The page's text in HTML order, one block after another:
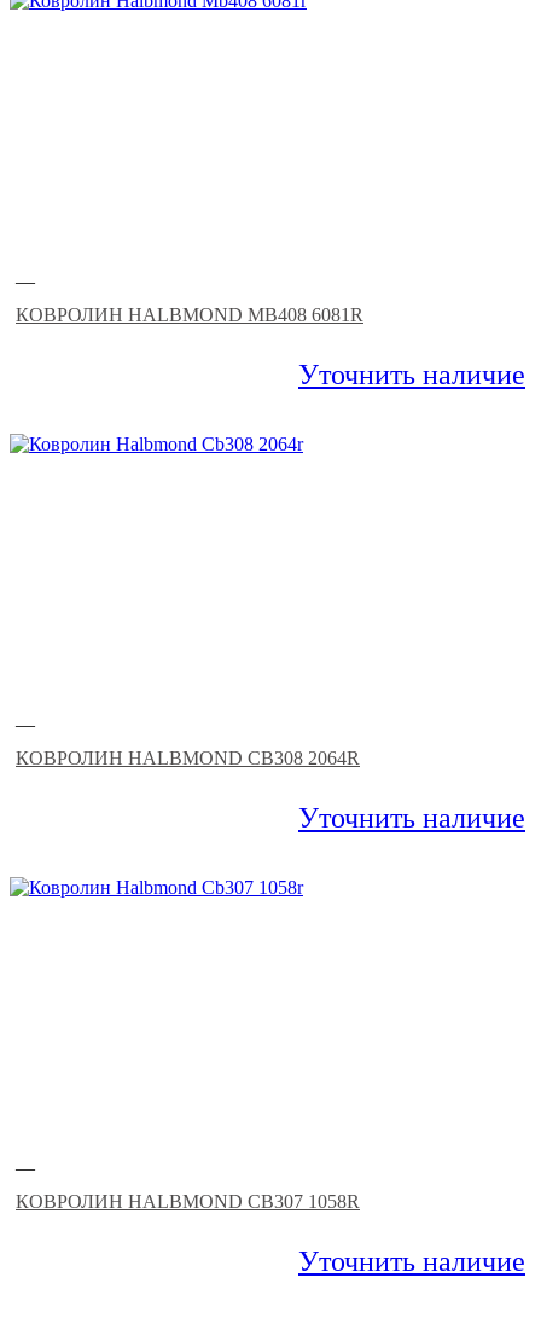
—
КОВРОЛИН HALBMOND MB408 6081R
Уточнить наличие
—
КОВРОЛИН HALBMOND CB308 2064R
Уточнить наличие
—
КОВРОЛИН HALBMOND CB307 1058R
Уточнить наличие